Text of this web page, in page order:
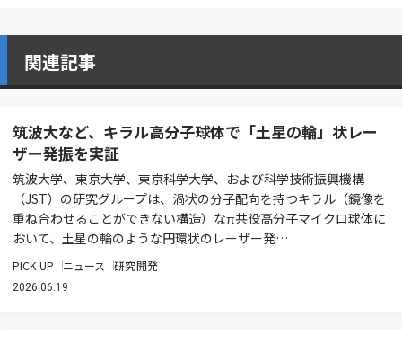
関連記事
筑波大など、キラル高分子球体で「土星の輪」状レー
ザー発振を実証
筑波大学、東京大学、東京科学大学、および科学技術振興機構
（JST）の研究グループは、渦状の分子配向を持つキラル（鏡像を
重ね合わせることができない構造）なπ共役高分子マイクロ球体に
おいて、土星の輪のような円環状のレーザー発…
PICK UP ニュース 研究開発
2026.06.19